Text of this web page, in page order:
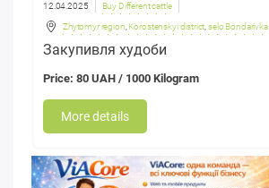
12.04.2025 Buy Different cattle
Zhytomyr region Korostenskyi district ,selo Bondarivka
Закупивля худоби
Price: 80 UAH / 1000 Kilogram
More details